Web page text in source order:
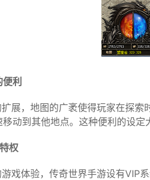
利
展，地图的广袤使得玩家在探
动到其他地点。这种便利的设
权
戏体验，传奇世界手游设有VIP